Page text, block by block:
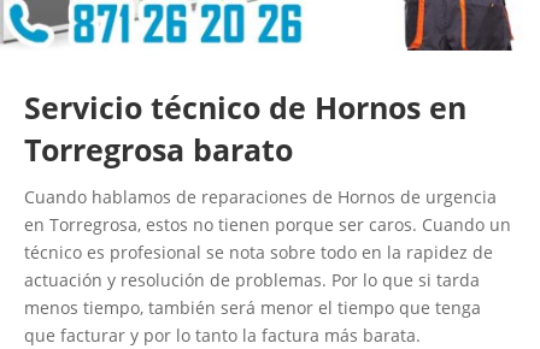
Servicio técnico de Hornos en
Torregrosa barato
Cuando hablamos de reparaciones de Hornos de urgencia
en Torregrosa, estos no tienen porque ser caros. Cuando un
técnico es profesional se nota sobre todo en la rapidez de
actuación y resolución de problemas. Por lo que si tarda
menos tiempo, también será menor el tiempo que tenga
que facturar y por lo tanto la factura más barata.